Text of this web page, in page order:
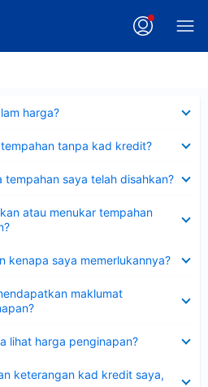
harga?
tanpa kad kredit?
tempahan saya telah disahkan?
atau menukar tempahan
kenapa saya memerlukannya?
maklumat
lihat harga penginapan?
keterangan kad kredit saya,